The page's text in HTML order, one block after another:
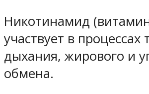
Никотинамид
участвует в процессах
дыхания, жирового и
обмена.